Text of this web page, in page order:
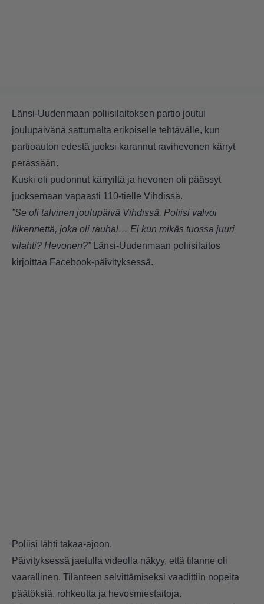
Länsi-Uudenmaan poliisilaitoksen partio joutui
joulupäivänä sattumalta erikoiselle tehtävälle, kun
partioauton edestä juoksi karannut ravihevonen kärryt
perässään.
Kuski oli pudonnut kärryiltä ja hevonen oli päässyt
juoksemaan vapaasti 110-tielle Vihdissä.
”Se oli talvinen joulupäivä Vihdissä. Poliisi valvoi
liikennettä, joka oli rauhal… Ei kun mikäs tuossa juuri
vilahti? Hevonen?”Länsi-Uudenmaan poliisilaitos
kirjoittaa Facebook-päivityksessä.
Poliisi lähti takaa-ajoon.
Päivityksessä jaetulla videolla näkyy, että tilanne oli
vaarallinen. Tilanteen selvittämiseksi vaadittiin nopeita
päätöksiä, rohkeutta ja hevosmiestaitoja.